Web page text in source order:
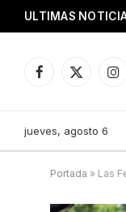
ULTIMAS
Facebook
X
jueves, agosto 6
Portada » Las